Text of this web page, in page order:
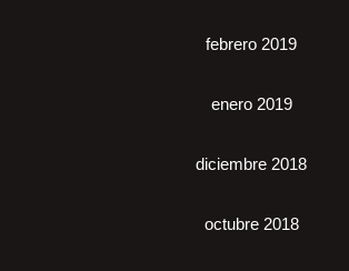
febrero 2019
enero 2019
diciembre 2018
octubre 2018